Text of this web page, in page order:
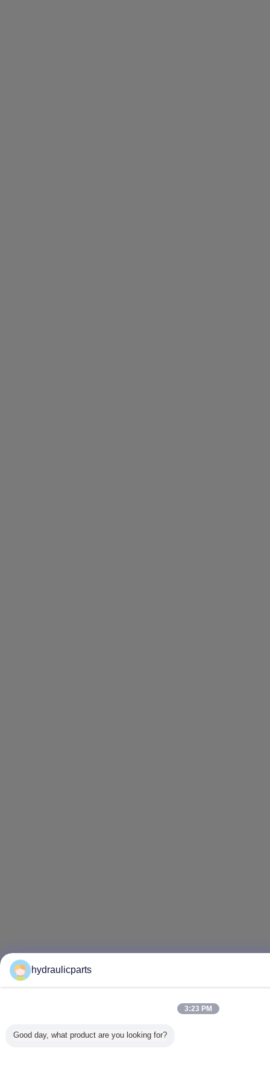
hydraulicparts
3:23 PM
Good day, what product are you looking for?